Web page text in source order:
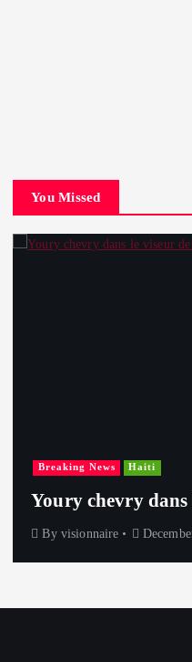
You Missed
Breaking News Haiti
Youry chevry
By visionnaire